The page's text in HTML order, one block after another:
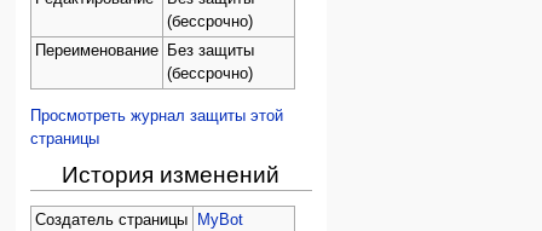
(бессрочно)
Переименование
Без защиты
(бессрочно)
Просмотреть журнал защиты этой
страницы
История изменений
Создатель страницы
MyBot